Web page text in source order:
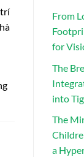
From
for
The
into
The
a